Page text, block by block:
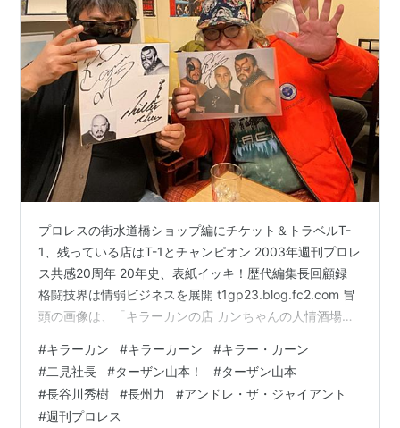
プロレスの街水道橋ショップ編にチケット＆トラベルT-
1、残っている店はT-1とチャンピオン 2003年週刊プロレ
ス共感20周年 20年史、表紙イッキ！歴代編集長回顧録
格闘技界は情弱ビジネスを展開 t1gp23.blog.fc2.com 冒
頭の画像は、「キラーカンの店 カンちゃんの人情酒場」
のは、キラーカン＆ロード・ウォリアー・アニマルのサ
イン入り色紙。 山本さんが手にしているのは、ザ・ロー
ド・ウォリアーズのサイン入り写真。 元プロレスラーの
キラーカンこと小沢正志さんが、2023年12月29日22時
#キラーカン #キラーカーン #キラー・カーン
#二見社長 #ターザン山本！ #ターザン山本
#長谷川秀樹 #長州力 #アンドレ・ザ・ジャイアント
#週刊プロレス